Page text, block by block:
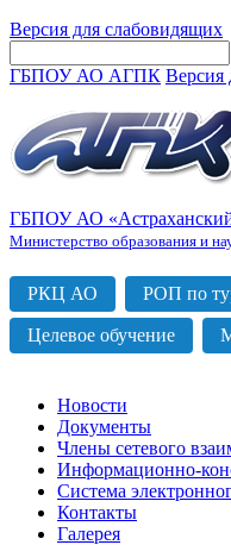
Версия для слабовидящих
ГБПОУ АО АГПК Версия
ГБПОУ АО «Астраханский
Министерство образования и
РКЦ АО РОП по
Целевое обучение
Новости
Документы
Члены сетевого
Информационно-
Система
Контакты
Галерея